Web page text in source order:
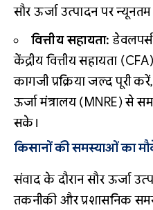
सौर ऊर्जा उत्पादन पर न्यूनतम
वित्तीय सहायता:
केंद्रीय वित्तीय सहायता
कागजी प्रक्रिया जल्द पूरी
ऊर्जा मंत्रालय (MNRE) से
सके।
किसानों की समस्याओं का
संवाद के दौरान सौर ऊर्जा
तकनीकी और प्रशासनिक